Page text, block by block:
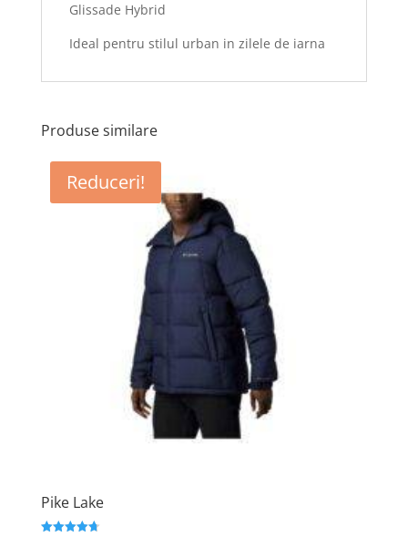
Glissade Hybrid
Ideal pentru stilul urban in zilele de iarna
Produse similare
Reduceri!
Pike Lake